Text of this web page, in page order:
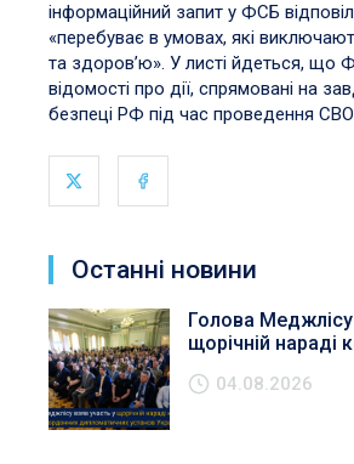
інформаційний запит у ФСБ
«перебуває в умовах, які
та здоров’ю». У листі йдеться, що
відомості про дії, спрямовані на
безпеці РФ під час проведення
Останні новини
Голова
щорічній нараді
04.08.2026